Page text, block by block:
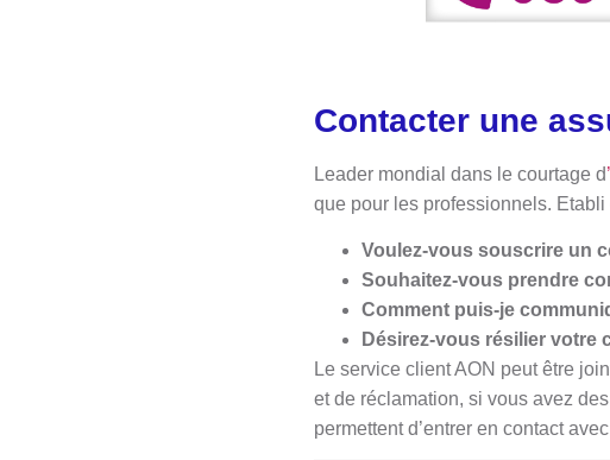
Contacter une
Leader mondial dans le courtage d
que pour les professionnels.
Voulez-vous souscrire un
Souhaitez-vous prendre
Comment puis-je
Désirez-vous résilier votre
Le service client AON peut être
et de réclamation, si vous avez
permettent d’entrer en contact